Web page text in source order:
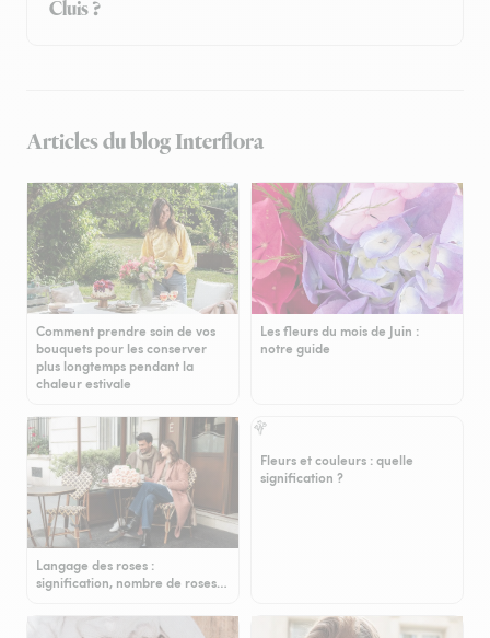
Cluis ?
Articles du blog Interflora
Comment prendre soin de vos
bouquets pour les conserver
plus longtemps pendant la
chaleur estivale
Les fleurs du mois de Juin :
notre guide
Langage des roses :
signification, nombre de roses…
Fleurs et couleurs : quelle
signification ?